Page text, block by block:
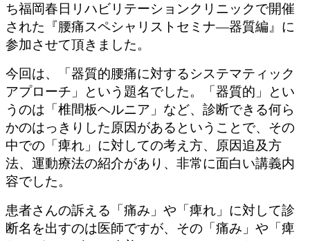
ち福岡春日リハビリテーションクリニックで開催
された『腰痛スペシャリストセミナ―器質編』に
参加させて頂きました。
今回は、「器質的腰痛に対するシステマティック
アプローチ」という題名でした。「器質的」とい
うのは「椎間板ヘルニア」など、診断できる何ら
かのはっきりした原因があるということで、その
中での「痺れ」に対しての考え方、原因追及方
法、運動療法の紹介があり、非常に面白い講義内
容でした。
患者さんの訴える「痛み」や「痺れ」に対して診
断名を出すのは医師ですが、その「痛み」や「痺